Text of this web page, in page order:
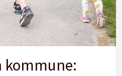
kommune: